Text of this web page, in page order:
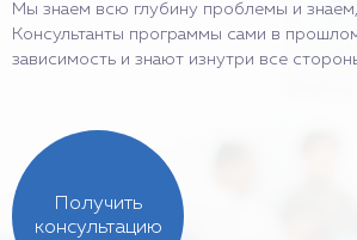
Мы знаем всю глубину проблемы и
Консультанты программы сами в
зависимость и знают изнутри все
Получить
консультацию